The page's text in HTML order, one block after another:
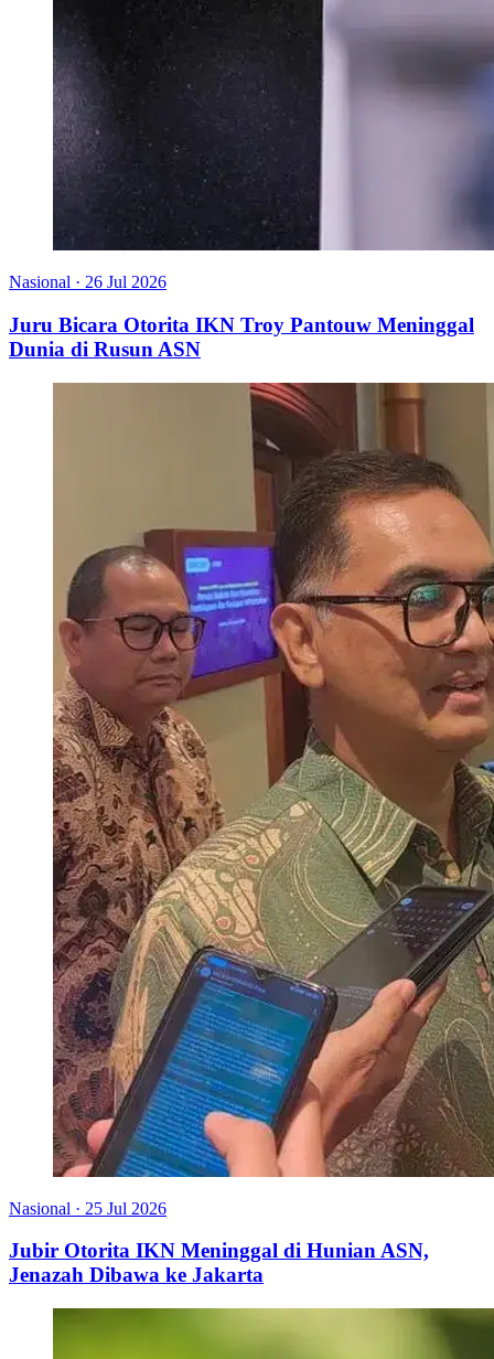
Nasional · 26 Jul 2026
Juru Bicara Otorita IKN Troy Pantouw Meninggal
Dunia di Rusun ASN
Nasional · 25 Jul 2026
Jubir Otorita IKN Meninggal di Hunian ASN,
Jenazah Dibawa ke Jakarta